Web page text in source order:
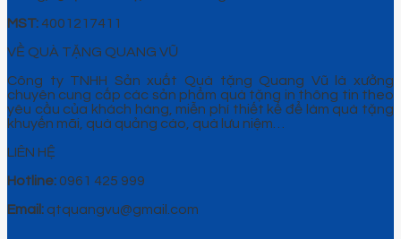
MST: 4001217411
VỀ QUÀ TẶNG QUANG VŨ
Công ty TNHH Sản xuất Quà tặng Quang Vũ là xưởng
chuyên cung cấp các sản phẩm quà tặng in thông tin theo
yêu cầu của khách hàng, miễn phí thiết kế để làm quà tặng
khuyến mãi, quà quảng cáo, quà lưu niệm…
LIÊN HỆ
Hotline: 0961 425 999
Email: qtquangvu@gmail.com